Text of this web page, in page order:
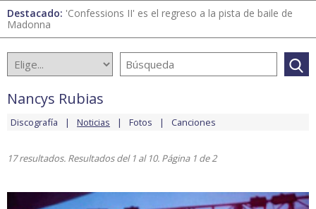
Destacado: 'Confessions II' es el regreso a la pista de baile de
Madonna
Nancys Rubias
Discografía Noticias Fotos Canciones
17 resultados. Resultados del 1 al 10. Página 1 de 2